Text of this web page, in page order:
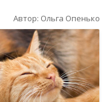
Автор: Ольга Опенько